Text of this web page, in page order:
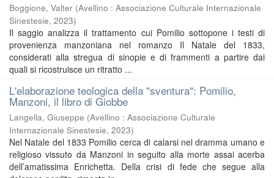
Boggione, Valter (Avellino : Associazione Culturale Internazionale
Sinestesie, 2023)
Il saggio analizza il trattamento cui Pomilio sottopone i testi di
provenienza manzoniana nel romanzo Il Natale del 1833,
considerati alla stregua di sinopie e di frammenti a partire dai
quali si ricostruisce un ritratto ...
L'elaborazione teologica della "sventura": Pomilio,
Manzoni, il libro di Giobbe
Langella, Giuseppe (Avellino : Associazione Culturale
Internazionale Sinestesie, 2023)
Nel Natale del 1833 Pomilio cerca di calarsi nel dramma umano e
religioso vissuto da Manzoni in seguito alla morte assai acerba
dell’amatissima Enrichetta. Della crisi di fede che segue alla